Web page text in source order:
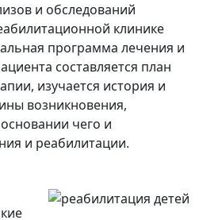
и обследований
клинике
программа лечения и
составляется план
изучается история и
возникновения,
чего и
и реабилитации.